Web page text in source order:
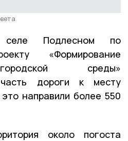
Подлесном по
«Формирование
среды»
часть дороги к месту
направили более 550
около погоста